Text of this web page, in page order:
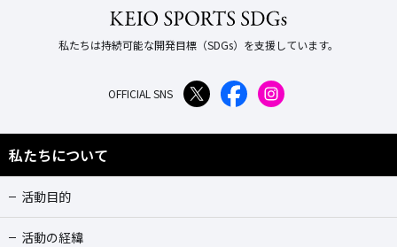
私たちは持続可能な開発目標（SDGs）を支援しています。
OFFICIAL SNS
私たちについて
活動目的
活動の経緯